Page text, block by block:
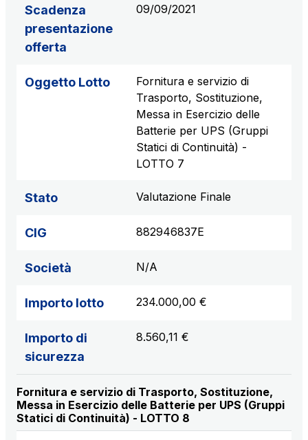
Scadenza
presentazione
offerta
09/09/2021
Oggetto Lotto
Fornitura e servizio di
Trasporto, Sostituzione,
Messa in Esercizio delle
Batterie per UPS (Gruppi
Statici di Continuità) -
LOTTO 7
Stato Valutazione Finale
CIG 882946837E
Società N/A
Importo lotto 234.000,00 €
Importo di
sicurezza
8.560,11 €
Fornitura e servizio di Trasporto, Sostituzione,
Messa in Esercizio delle Batterie per UPS (Gruppi
Statici di Continuità) - LOTTO 8